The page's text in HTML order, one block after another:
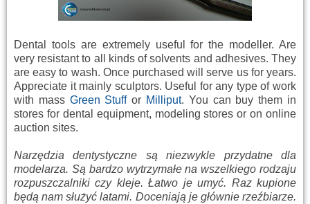
Dental tools are extremely useful for the modeller. Are
very resistant to all kinds of solvents and adhesives. They
are easy to wash. Once purchased will serve us for years.
Appreciate it mainly sculptors. Useful for any type of work
with mass Green Stuffor Milliput. You can buy them in
stores for dental equipment, modeling stores or on online
auction sites.
Narzędzia dentystyczne są niezwykle przydatne dla
modelarza. Są bardzo wytrzymałe na wszelkiego rodzaju
rozpuszczalniki czy kleje. Łatwo je umyć. Raz kupione
będą nam służyć latami. Doceniają je głównie rzeźbiarze.